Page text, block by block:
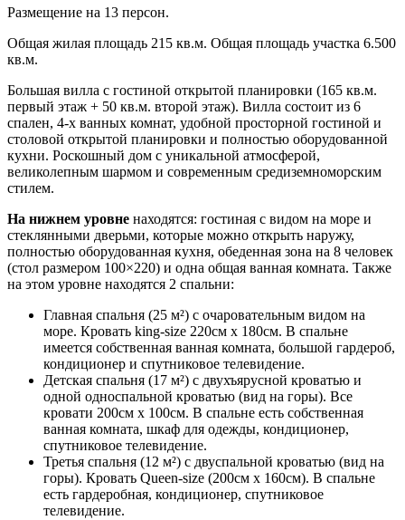
Размещение на 13 персон.
Общая жилая площадь 215 кв.м. Общая площадь участка 6.500
кв.м.
Большая вилла с гостиной открытой планировки (165 кв.м.
первый этаж + 50 кв.м. второй этаж). Вилла состоит из 6
спален, 4-х ванных комнат, удобной просторной гостиной и
столовой открытой планировки и полностью оборудованной
кухни. Роскошный дом с уникальной атмосферой,
великолепным шармом и современным средиземноморским
стилем.
На нижнем уровне находятся: гостиная с видом на море и
стеклянными дверьми, которые можно открыть наружу,
полностью оборудованная кухня, обеденная зона на 8 человек
(стол размером 100×220) и одна общая ванная комната. Также
на этом уровне находятся 2 спальни:
Главная спальня (25 м²) с очаровательным видом на
море. Кровать king-size 220см х 180см. В спальне
имеется собственная ванная комната, большой гардероб,
кондиционер и спутниковое телевидение.
Детская спальня (17 м²) с двухъярусной кроватью и
одной односпальной кроватью (вид на горы). Все
кровати 200см х 100см. В спальне есть собственная
ванная комната, шкаф для одежды, кондиционер,
спутниковое телевидение.
Третья спальня (12 м²) с двуспальной кроватью (вид на
горы). Кровать Queen-size (200см х 160см). В спальне
есть гардеробная, кондиционер, спутниковое
телевидение.